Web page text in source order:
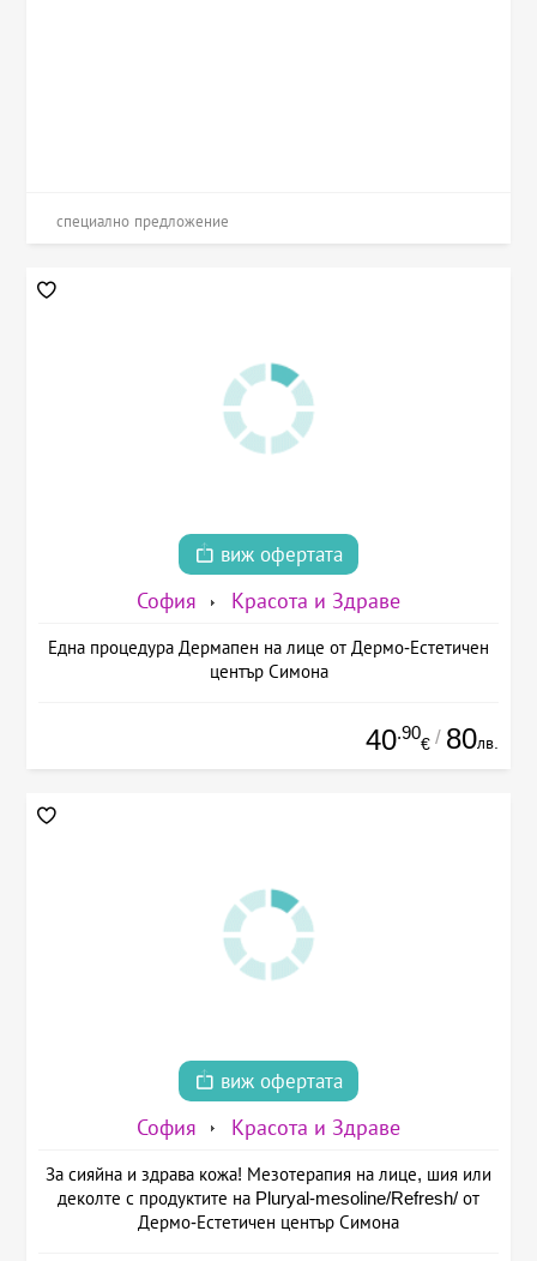
специално предложение
виж офертата
София Красота и Здраве
Една процедура Дермапен на лице от Дермо-Естетичен
център Симона
40.90
€ / 80лв.
виж офертата
София Красота и Здраве
За сияйна и здрава кожа! Мезотерапия на лице, шия или
деколте с продуктите на Pluryal-mesoline/Refresh/ от
Дермо-Естетичен център Симона